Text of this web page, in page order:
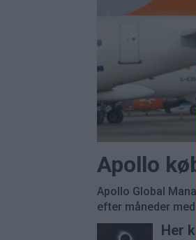
Apollo
Apollo Global
efter måneder
Her